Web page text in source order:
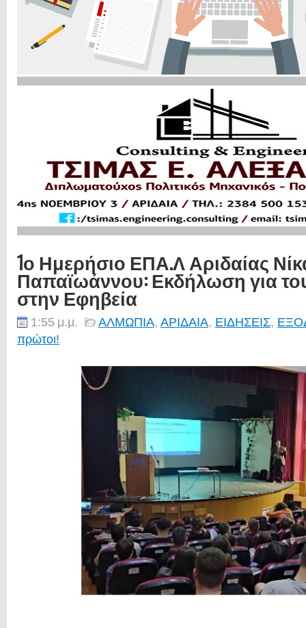
1ο Ημερήσιο ΕΠΑ.Λ Αριδαίας
Παπαϊωάννου: Εκδήλωση για
στην Εφηβεία
1:55 μ.μ. ΑΛΜΩΠΙΑ, ΑΡΙΔΑΙΑ, ΕΙΔΗΣΕΙΣ,
πρώτοι!